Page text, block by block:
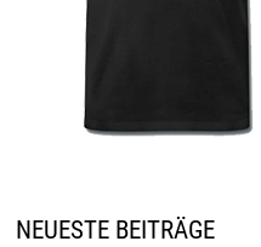
NEUESTE BEITRÄGE